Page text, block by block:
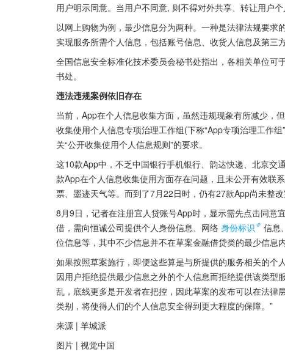
用户明示同意。当用户不同意, 则不得对外共享、转让用户个
以网上购物为例，最少信息分为两种。一种是法律法规要
实现服务所需个人信息，包括账号信息、收货人信息及第三方
全国信息安全标准化技术委员会秘书处指出，各相关单位
书处。
违法违规案例依旧存在
当前，App在个人信息收集方面，虽然违规现象有所减少，
收集使用个人信息专项治理工作组(下称“App专项治理工作
关“公开收集使用个人信息规则”的要求。
这10款App中，不乏中国银行手机银行、韵达快递、北京交
款App在个人信息收集使用方面存在问题，且未公开有效联
票、墨迹天气等。而到了7月22日时，仍有27款App尚未整改
8月9日，记者在注册宜人贷账号App时，显示需先点击同意
借，需向恒诚公司提供个人身份信息、网络 身份标识
信息
位信息等，其中不少信息并不在草案金融借贷类的最少信息内
如果按照草案施行，即便这些算是与所提供的服务相关的
因用户拒绝提供最少信息之外的个人信息而拒绝提供该类型
乱，底线更多是开发者在把控，因此草案的发布可以在法
类别，将使得人们的个人信息安全得到更大程度的保障。”
来源 | 羊城派
图片 | 视觉中国